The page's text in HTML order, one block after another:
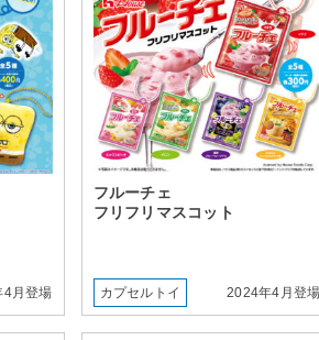
月登場
フルーチェ
フリフリマスコット
カプセルトイ 2024年4月登